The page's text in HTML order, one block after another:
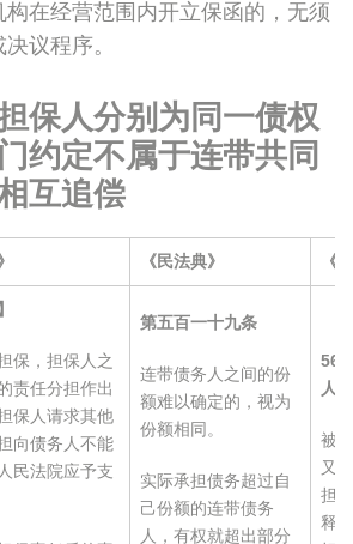
在经营范围内开立保函的，无须
议程序。
保人分别为同一债权
约定不属于连带共同
互追偿
《民法典》 《
保，担保人之
责任分担作出
保人请求其他
向债务人不能
民法院应予支
第五百一十九条
连带债务人之间的份
额难以确定的，视为
份额相同。
实际承担债务超过自
己份额的连带债务
人，有权就超出部分
56.
人
被
又
担
释